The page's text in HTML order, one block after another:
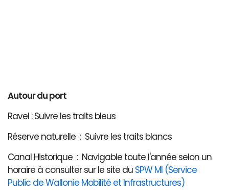
Autour du port
Ravel : Suivre les traits bleus
Réserve naturelle : Suivre les traits blancs
Canal Historique : Navigable toute l'année selon un
horaire à consulter sur le site du SPW MI (Service
Public de Wallonie Mobilité et Infrastructures)